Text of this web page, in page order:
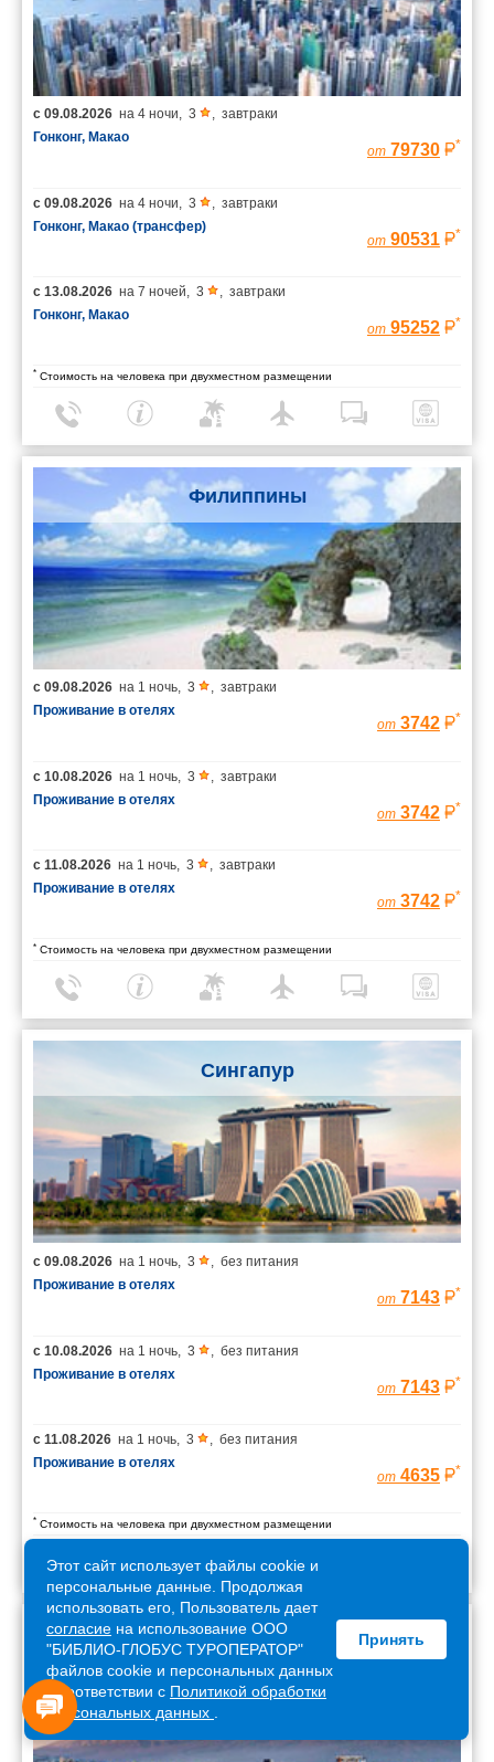
с 09.08.2026 на 4 ночи, 3 , завтраки
Гонконг, Макао
от 79730 *
с 09.08.2026 на 4 ночи, 3 , завтраки
Гонконг, Макао (трансфер)
от 90531 *
с 13.08.2026 на 7 ночей, 3 , завтраки
Гонконг, Макао
от 95252 *
* Стоимость на человека при двухместном размещении
Филиппины
с 09.08.2026 на 1 ночь, 3 , завтраки
Проживание в отелях
от 3742 *
с 10.08.2026 на 1 ночь, 3 , завтраки
Проживание в отелях
от 3742 *
с 11.08.2026 на 1 ночь, 3 , завтраки
Проживание в отелях
от 3742 *
* Стоимость на человека при двухместном размещении
Сингапур
с 09.08.2026 на 1 ночь 3
без питания
Проживание в отелях
от 7143 *
с 10.08.2026 на 1 ночь 3
без питания
Проживание в отелях
от 7143 *
с 11.08.2026 на 1 ночь 3
без питания
Проживание в отелях
от 4635 *
* Стоимость на человека при двухместном размещении
Армения
Этот сайт использует файлы cookie и
персональные данные. Продолжая
использовать его, Пользователь дает
согласие на использование ООО
"БИБЛИО-ГЛОБУС ТУРОПЕРАТОР"
файлов cookie и персональных данных
в соответствии с Политикой обработки
персональных данных
Принять